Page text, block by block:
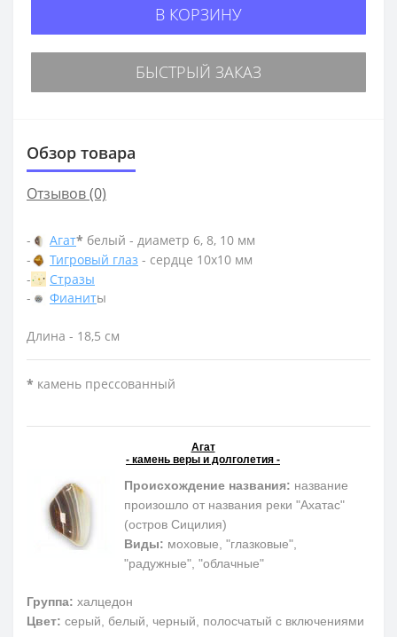
В КОРЗИНУ
БЫСТРЫЙ ЗАКАЗ
Обзор товара
Отзывов (0)
- Агат* белый - диаметр 6, 8, 10 мм
-
Тигровый глаз - сердце 10х10 мм
-
Стразы
-
Фианиты
Длина - 18,5 см
* камень прессованный
Агат
- камень веры и долголетия -
Происхождение названия: название
произошло от названия реки "Ахатас"
(остров Сицилия)
Виды: моховые, "глазковые",
"радужные", "облачные"
Группа: халцедон
Цвет: серый, белый, черный, полосчатый с включениями